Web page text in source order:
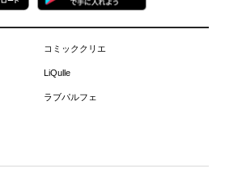
コミッククリエ
LiQulle
ラブパルフェ